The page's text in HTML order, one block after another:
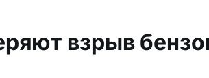
взрыв